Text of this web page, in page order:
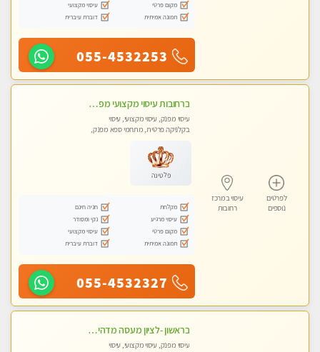
מקום פרטי
עיסוי מקצועי
תמונה אמיתית
דוברת עיברית
055-4532253
לפרטים
נוספים
עיסוי במרכז
רחובות
ברחובות עיסוי מקצועי מפנק וכול סוגי העיסויים רמה גבוהה! ללא מין !
עיסוי מפנק, עיסוי מקצועי, עיסוי
בקלניקה פרטית, מתחמי ספא מפנק,
פלטינה
מקלחת
חניה חינם
עיסוי מרגיע
נקי ומסודר
מקום פרטי
עיסוי מקצועי
תמונה אמיתית
דוברת עיברית
055-4532327
בראשון -לציון מעסה מדהימה ביותר בתל אביב ומומלץ לחלוטין! פרטי! ​​​​​​ Highly recommended
עיסוי מפנק, עיסוי מקצועי, עיסוי